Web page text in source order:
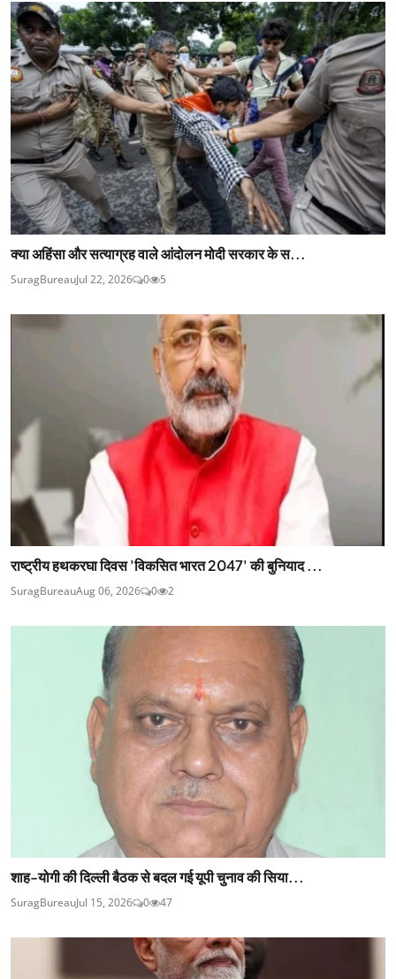
क्या अहिंसा और सत्याग्रह वाले आंदोलन मोदी सरकार के स...
SuragBureauJul 22, 2026 0 5
राष्ट्रीय हथकरघा दिवस 'विकसित भारत 2047' की बुनियाद ...
SuragBureauAug 06, 2026 0 2
शाह-योगी की दिल्ली बैठक से बदल गई यूपी चुनाव की सिया...
SuragBureauJul 15, 2026 0 47